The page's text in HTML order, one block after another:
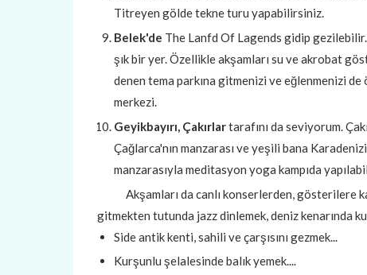
Titreyen gölde tekne turu yapabilirsiniz.
Belek'de The Lanfd Of Lagends gidip
şık bir yer. Özellikle akşamları su ve akrobat
denen tema parkına gitmenizi ve eğlenmenizi
merkezi.
Geyikbayırı, Çakırlartarafını da seviyorum.
Çağlarca'nın manzarası ve yeşili bana
manzarasıyla meditasyon yoga kampıda
Akşamları da canlı konserlerden, gösterilere
gitmekten tutunda jazz dinlemek, deniz kenarında
Side antik kenti, sahili ve çarşısını gezmek...
Kurşunlu şelalesinde balık yemek....